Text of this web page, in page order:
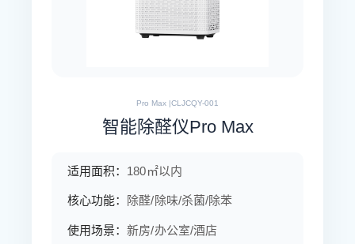
Pro Max |CLJCQY-001
智能除醛仪Pro Max
适用面积： 180㎡以内
核心功能： 除醛/除味/杀菌/除苯
使用场景：新房/办公室/酒店